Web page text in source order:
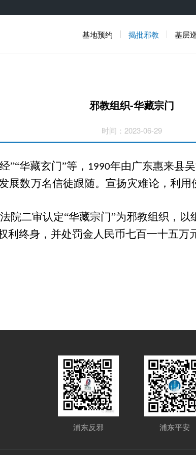
基地预约 揭批邪教 基层
邪教组织-华藏宗门
时间：2023-06-29
”“华藏玄门”等， 1990年由广东惠来县
展数万名信徒跟随。宣扬灾难论，利
院二审认定“华藏宗门”为邪教组织，
终身，并处罚金人民币七百一十五万
浦东反邪 浦东平安